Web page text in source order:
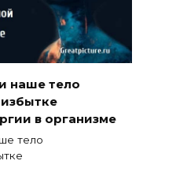
наше тело
в организме
тело